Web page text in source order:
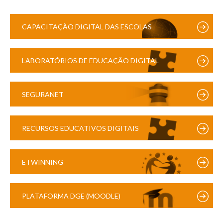
CAPACITAÇÃO DIGITAL DAS ESCOLAS
LABORATÓRIOS DE EDUCAÇÃO DIGITAL
SEGURANET
RECURSOS EDUCATIVOS DIGITAIS
ETWINNING
PLATAFORMA DGE (MOODLE)